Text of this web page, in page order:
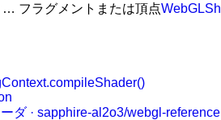
… フラグメントまたは頂点WebGLSh
ダ · sapphire-al2o3/webgl-reference